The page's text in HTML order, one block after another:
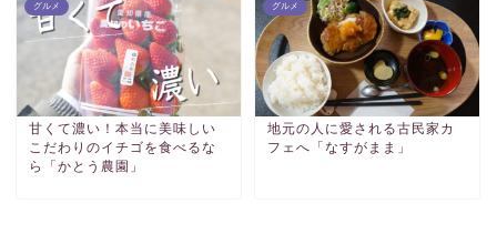
グルメ
甘くて濃い！本当に美味しい
こだわりのイチゴを食べるな
ら「かとう農園」
グルメ
地元の人に愛される古民家カ
フェへ「なすがまま」